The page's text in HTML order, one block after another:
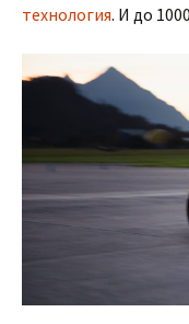
технология. И до